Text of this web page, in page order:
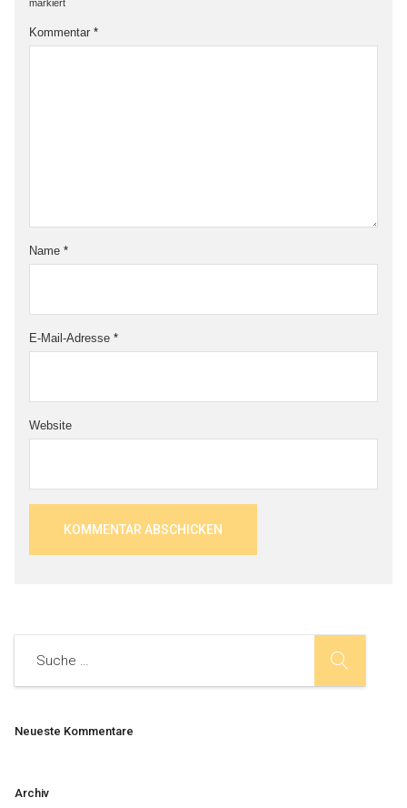
markiert
Kommentar *
Name *
E-Mail-Adresse *
Website
Neueste Kommentare
Archiv